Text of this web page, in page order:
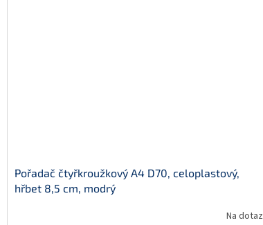
Pořadač čtyřkroužkový A4 D70, celoplastový,
hřbet 8,5 cm, modrý
Na dotaz